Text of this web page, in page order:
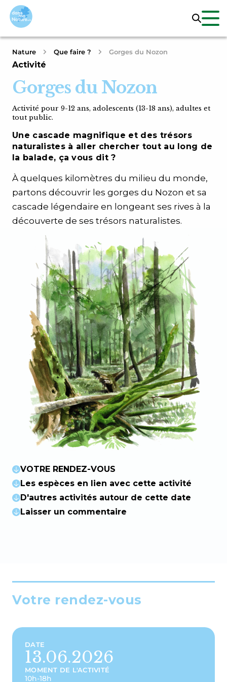
Nature Que faire ? Gorges du Nozon
Activité
Gorges du Nozon
Activité pour 9-12 ans, adolescents (13-18 ans), adultes et
tout public.
Une cascade magnifique et des trésors
naturalistes à aller chercher tout au long de
la balade, ça vous dit ?
À quelques kilomètres du milieu du monde,
partons découvrir les gorges du Nozon et sa
cascade légendaire en longeant ses rives à la
découverte de ses trésors naturalistes.
VOTRE RENDEZ-VOUS
Les espèces en lien avec cette activité
D'autres activités autour de cette date
Laisser un commentaire
Votre rendez-vous
DATE
13.06.2026
MOMENT DE L'ACTIVITÉ
10h-18h